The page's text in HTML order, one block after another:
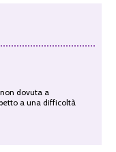
dovuta a
a una difficoltà